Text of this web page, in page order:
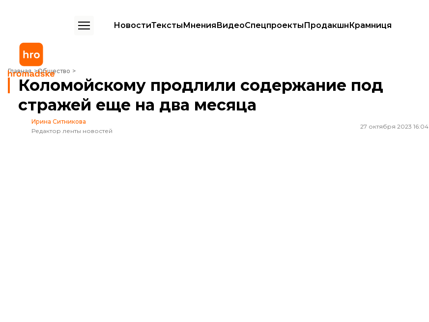
НовостиТекстыМненияВидеоСпецпроектыПродакшнКрамниця
Главная Общество
Коломойскому продлили содержание под стражей еще на два месяца
Коломойскому продлили содержание под
стражей еще на два месяца
Ирина Ситникова
Редактор ленты новостей
27 октября 2023 16:04